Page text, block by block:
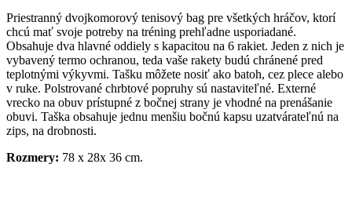
Priestranný dvojkomorový tenisový bag pre všetkých hráčov, ktorí
chcú mať svoje potreby na tréning prehľadne usporiadané.
Obsahuje dva hlavné oddiely s kapacitou na 6 rakiet. Jeden z nich je
vybavený termo ochranou, teda vaše rakety budú chránené pred
teplotnými výkyvmi. Tašku môžete nosiť ako batoh, cez plece alebo
v ruke. Polstrované chrbtové popruhy sú nastaviteľné. Externé
vrecko na obuv prístupné z bočnej strany je vhodné na prenášanie
obuvi. Taška obsahuje jednu menšiu bočnú kapsu uzatvárateľnú na
zips, na drobnosti.
Rozmery: 78 x 28x 36 cm.